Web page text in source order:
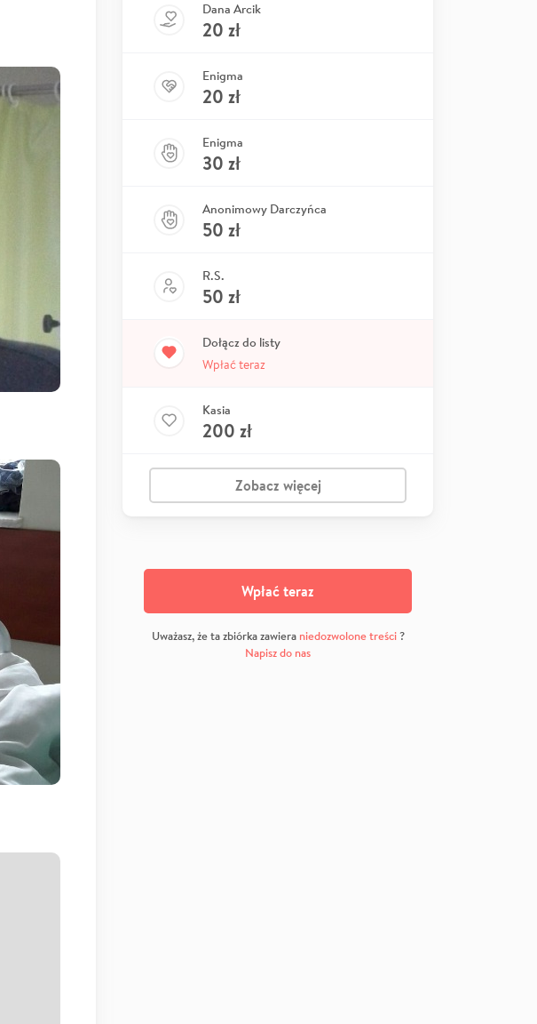
Dana Arcik
20 zł
Enigma
20 zł
Enigma
30 zł
Anonimowy Darczyńca
50 zł
R.S.
50 zł
Dołącz do listy
Wpłać teraz
Kasia
200 zł
Zobacz więcej
Wpłać teraz
Uważasz, że ta zbiórka zawiera niedozwolone treści?
Napisz do nas